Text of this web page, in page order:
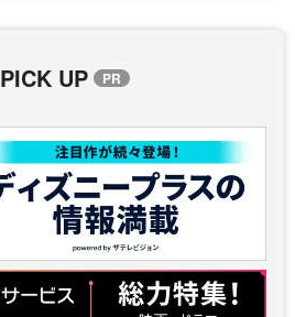
PICK UP